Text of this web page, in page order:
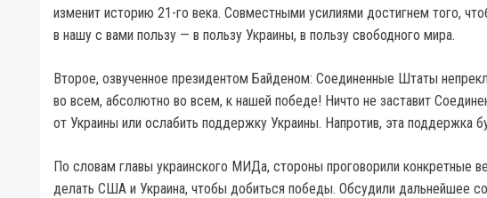
изменит историю 21-го века. Совместными усилиями достигнем того,
в нашу с вами пользу — в пользу Украины, в пользу свободного мира.
Второе, озвученное президентом Байденом: Соединенные Штаты
во всем, абсолютно во всем, к нашей победе! Ничто не заставит
от Украины или ослабить поддержку Украины. Напротив, эта поддержка
По словам главы украинского МИДа, стороны проговорили конкретные
делать США и Украина, чтобы добиться победы. Обсудили дальнейшее